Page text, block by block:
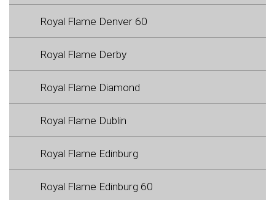
Royal Flame Denver 60
Royal Flame Derby
Royal Flame Diamond
Royal Flame Dublin
Royal Flame Edinburg
Royal Flame Edinburg 60